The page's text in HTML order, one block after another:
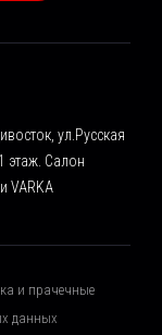
ул.Русская
этаж. Салон
VARKA
и прачечные
данных